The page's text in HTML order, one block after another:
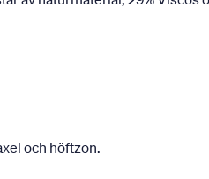
och höftzon.